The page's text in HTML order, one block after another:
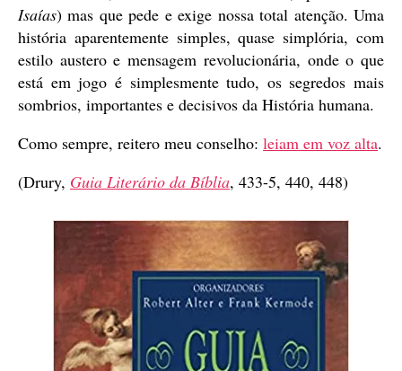
Isaías) mas que pede e exige nossa total atenção. Uma
história aparentemente simples, quase simplória, com
estilo austero e mensagem revolucionária, onde o que
está em jogo é simplesmente tudo, os segredos mais
sombrios, importantes e decisivos da História humana.
Como sempre, reitero meu conselho: leiam em voz alta.
(Drury, Guia Literário da Bíblia, 433-5, 440, 448)